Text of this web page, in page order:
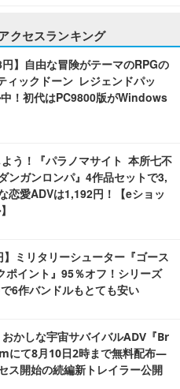
クセスランキング
】自由な冒険がテーマのRPGの
ィックドーン レジェンドパッ
！初代はPC9800版がWindows
う！『パラノマサイト 本所七不
ンガンロンパ』4作品セットで3,
恋愛ADVは1,192円！【eショッ
ミリタリーシューター『ゴース
ポイント』95％オフ！シリーズ
6作バンドルもとても安い
かしな宇宙サバイバルADV『Br
にて8月10日2時まで無料配布―
ス開始の続編新トレイラー公開